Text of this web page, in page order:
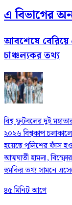
এ বিভাগের
আবশেষে বেরিয়ে
চাঞ্চল্যকর তথ্য
বিশ্ব ফুটবলের দুই
২০২৬ বিশ্বকাপ
হয়েছে পুলিশের ফাঁস
আত্মঘাতী হামলা,
হুমকির তথ্য সামনে
৪৫ মিনিট আগে